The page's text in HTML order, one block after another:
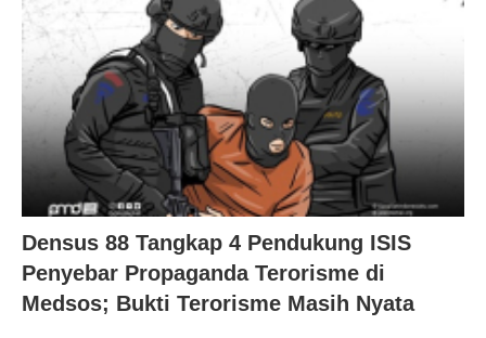
Densus 88 Tangkap 4 Pendukung ISIS
Penyebar Propaganda Terorisme di
Medsos; Bukti Terorisme Masih Nyata